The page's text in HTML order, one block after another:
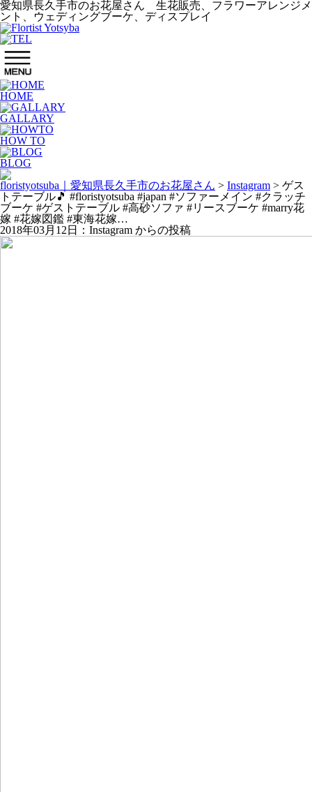
愛知県長久手市のお花屋さん 生花販売、フラワーアレンジメ
ント、ウェディングブーケ、ディスプレイ
HOME
GALLARY
HOW TO
BLOG
floristyotsuba｜愛知県長久手市のお花屋さん > Instagram > ゲス
トテーブル🎵 #floristyotsuba #japan #ソファーメイン #クラッチ
ブーケ #ゲストテーブル #高砂ソファ #リースブーケ #marry花
嫁 #花嫁図鑑 #東海花嫁…
2018年03月12日：Instagram からの投稿